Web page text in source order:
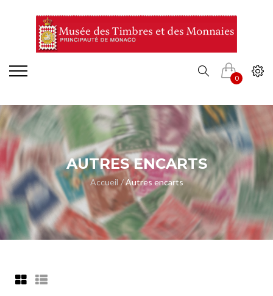
0
AUTRES ENCARTS
Accueil Autres encarts